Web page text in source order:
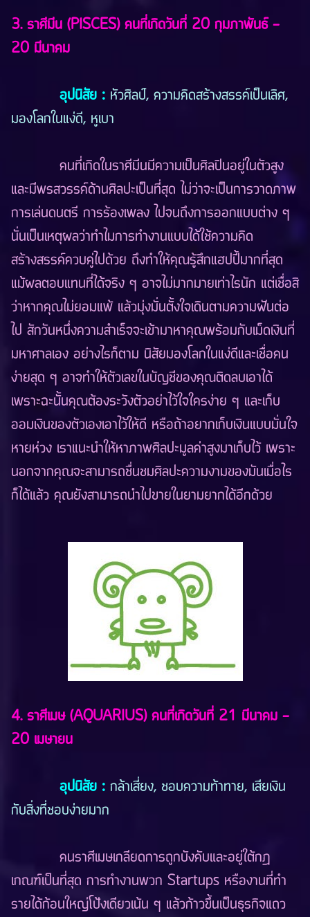
3. ราศีมีน (PISCES) คนที่เกิดวันที่ 20 กุมภาพันธ์ -
20 มีนาคม
อุปนิสัย : หัวศิลป์, ความคิดสร้างสรรค์เป็นเลิศ,
มองโลกในแง่ดี, หูเบา
คนที่เกิดในราศีมีนมีความเป็นศิลปินอยู่ในตัวสูง
และมีพรสวรรค์ด้านศิลปะเป็นที่สุด ไม่ว่าจะเป็นการวาดภาพ
การเล่นดนตรี การร้องเพลง ไปจนถึงการออกแบบต่าง ๆ
นั่นเป็นเหตุผลว่าทำไมการทำงานแบบได้ใช้ความคิด
สร้างสรรค์ควบคู่ไปด้วย ถึงทำให้คุณรู้สึกแฮปปี้มากที่สุด
แม้ผลตอบแทนที่ได้จริง ๆ อาจไม่มากมายเท่าไรนัก แต่เชื่อสิ
ว่าหากคุณไม่ยอมแพ้ แล้วมุ่งมั่นตั้งใจเดินตามความฝันต่อ
ไป สักวันหนึ่งความสำเร็จจะเข้ามาหาคุณพร้อมกับเม็ดเงินที่
มหาศาลเอง อย่างไรก็ตาม นิสัยมองโลกในแง่ดีและเชื่อคน
ง่ายสุด ๆ อาจทำให้ตัวเลขในบัญชีของคุณติดลบเอาได้
เพราะฉะนั้นคุณต้องระวังตัวอย่าไว้ใจใครง่าย ๆ และเก็บ
ออมเงินของตัวเองเอาไว้ให้ดี หรือถ้าอยากเก็บเงินแบบมั่นใจ
หายห่วง เราแนะนำให้หาภาพศิลปะมูลค่าสูงมาเก็บไว้ เพราะ
นอกจากคุณจะสามารถชื่นชมศิลปะความงามของมันเมื่อไร
ก็ได้แล้ว คุณยังสามารถนำไปขายในยามยากได้อีกด้วย
4. ราศีเมษ (AQUARIUS) คนที่เกิดวันที่ 21 มีนาคม -
20 เมษายน
อุปนิสัย : กล้าเสี่ยง, ชอบความท้าทาย, เสียเงิน
กับสิ่งที่ชอบง่ายมาก
คนราศีเมษเกลียดการถูกบังคับและอยู่ใต้กฎ
เกณฑ์เป็นที่สุด การทำงานพวก Startups หรืองานที่ทำ
รายได้ก้อนใหญ่โป้งเดียวเน้น ๆ แล้วก้าวขึ้นเป็นธุรกิจแถว